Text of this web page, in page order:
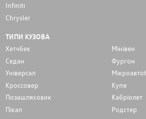
Infiniti
Chrysler
ТИПИ КУЗОВА
Хетчбек
Мінівен
Седан
Фургон
Унiверсал
Кроссовер
Купе
Позашляховик
Кабріолет
Пікап
Родстер